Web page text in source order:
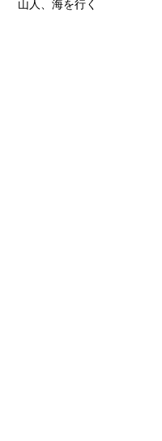
山人、海を行く